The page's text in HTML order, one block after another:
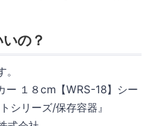
の？
ー １８cm【WRS-18】シー
シリーズ/保存容器』